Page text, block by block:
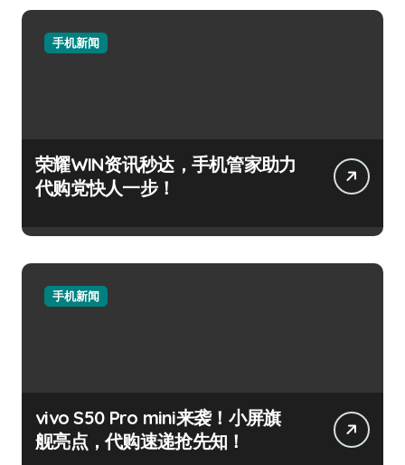
手机新闻
荣耀WIN资讯秒达，手机管家助力
代购党快人一步！
手机新闻
vivo S50 Pro mini来袭！小屏旗
舰亮点，代购速递抢先知！